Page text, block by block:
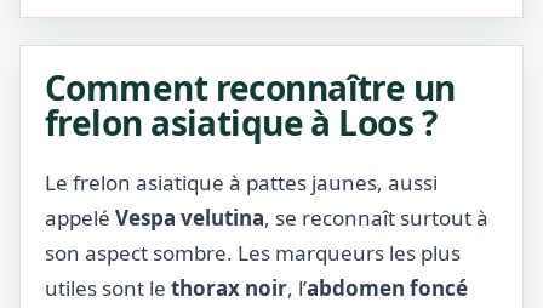
Comment reconnaître un
frelon asiatique à Loos ?
Le frelon asiatique à pattes jaunes, aussi
appelé Vespa velutina, se reconnaît surtout à
son aspect sombre. Les marqueurs les plus
utiles sont le thorax noir, l’abdomen foncé